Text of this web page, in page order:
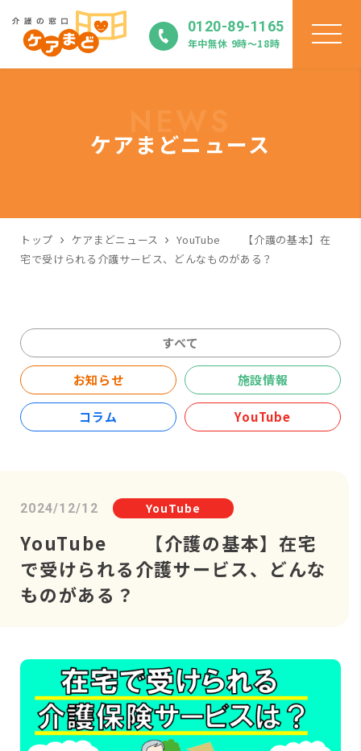
0120-89-1165
年中無休 9時〜18時
ケアまどニュース
トップ ケアまどニュース
YouTube 【介護の基本】在
宅で受けられる介護サービス、どんなものがある？
すべて
お知らせ 施設情報
コラム YouTube
2024/12/12 YouTube
YouTube 【介護の基本】在宅
で受けられる介護サービス、どんな
ものがある？